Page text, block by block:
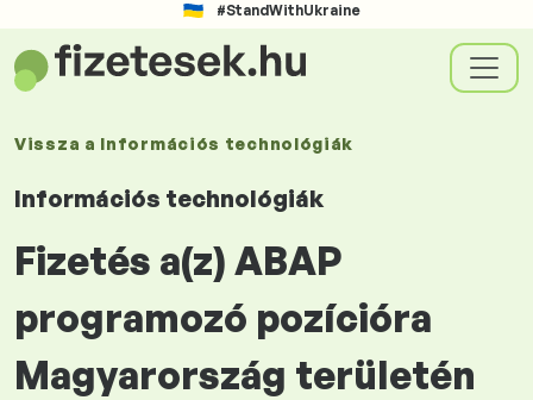
#StandWithUkraine
Vissza a Információs technológiák
Információs technológiák
Fizetés a(z) ABAP
programozó pozícióra
Magyarország területén